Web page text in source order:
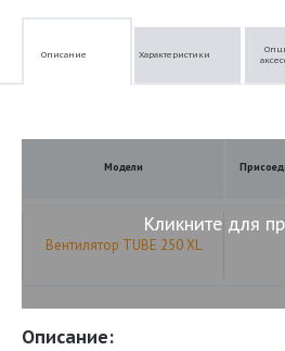
Описание Характеристики
Модели
Вентилятор TUBE 250 XL
Кликните для
Описание: